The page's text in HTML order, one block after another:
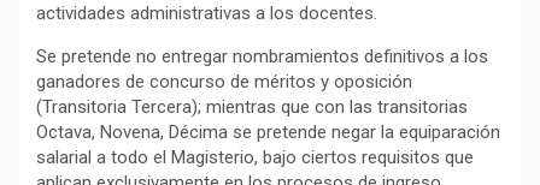
actividades administrativas a los docentes.
Se pretende no entregar nombramientos definitivos a los
ganadores de concurso de méritos y oposición
(Transitoria Tercera); mientras que con las transitorias
Octava, Novena, Décima se pretende negar la equiparación
salarial a todo el Magisterio, bajo ciertos requisitos que